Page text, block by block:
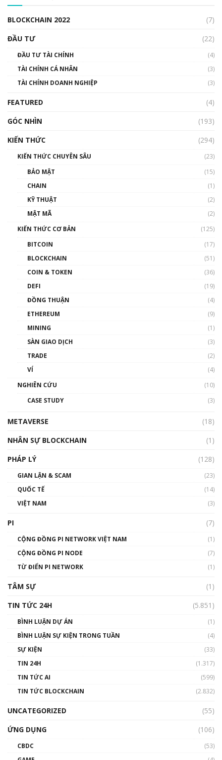
00:02:14
Nhìn lại năm 2022: Những sự kiện ảnh hưởng
đến hệ sinh thái tiền mã hoá | Phổ cập
00:43:47
như thể nào?
00:39:31
Phổ cập Blockchain
thống & Crypto qua các cuộc chiến | Phổ cập
01:32:59
gió ấm
Talkshow 14: MemeCoin – Trò đùa tỷ đô
01:29:26
BLOCKCHAIN 2022
(7)
ĐẦU TƯ
(22)
ĐẦU TƯ TÀI CHÍNH
(4)
TÀI CHÍNH CÁ NHÂN
(3)
TÀI CHÍNH DOANH NGHIỆP
(3)
FEATURED
(4)
GÓC NHÌN
(193)
KIẾN THỨC
(294)
KIẾN THỨC CHUYÊN SÂU
(23)
BẢO MẬT
(15)
CHAIN
(1)
KỸ THUẬT
(2)
MẬT MÃ
(2)
KIẾN THỨC CƠ BẢN
(125)
BITCOIN
(17)
BLOCKCHAIN
(51)
COIN & TOKEN
(36)
DEFI
(19)
ĐỒNG THUẬN
(4)
ETHEREUM
(9)
MINING
(1)
SÀN GIAO DỊCH
(3)
TRADE
(2)
VÍ
(4)
NGHIÊN CỨU
(10)
CASE STUDY
(3)
METAVERSE
(18)
NHÂN SỰ BLOCKCHAIN
(1)
PHÁP LÝ
(128)
GIAN LẬN & SCAM
(23)
QUỐC TẾ
(14)
VIỆT NAM
(3)
PI (7)
CỘNG ĐỒNG PI NETWORK VIỆT NAM
(1)
CỘNG ĐỒNG PI NODE
(7)
TỪ ĐIỂN PI NETWORK
(1)
TÂM SỰ
(1)
TIN TỨC 24H
(5.851)
BÌNH LUẬN DỰ ÁN
(1)
BÌNH LUẬN SỰ KIỆN TRONG TUẦN
(4)
SỰ KIỆN
(33)
TIN 24H
(1.317)
TIN TỨC AI
(599)
TIN TỨC BLOCKCHAIN
(2.832)
UNCATEGORIZED
(55)
ỨNG DỤNG
(106)
CBDC
(53)